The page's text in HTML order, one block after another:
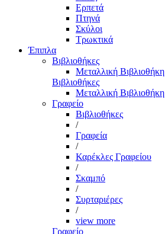
Ερπετά
Πτηνά
Σκύλοι
Τρωκτικά
Έπιπλα
Βιβλιοθήκες
Μεταλλική Βιβλιοθήκη
Βιβλιοθήκες
Μεταλλική Βιβλιοθήκη
Γραφείο
Βιβλιοθήκες
/
Γραφεία
/
Καρέκλες Γραφείου
/
Σκαμπό
/
Συρταριέρες
/
view more
Γραφείο